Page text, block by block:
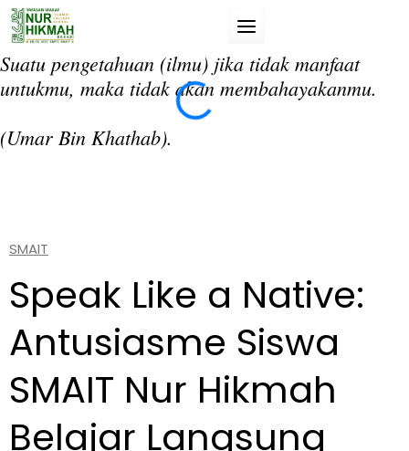
Skip
Suatu pengetahuan (ilmu) jika tidak manfaat
untukmu, maka tidak akan membahayakanmu.
(Umar Bin Khathab).
SMAIT
Speak Like a Native:
Antusiasme Siswa
SMAIT Nur Hikmah
Belajar Langsung